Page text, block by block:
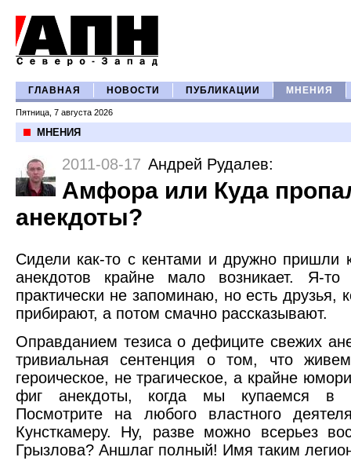
ГЛАВНАЯ НОВОСТИ ПУБЛИКАЦИИ МНЕНИЯ
Пятница, 7 августа 2026
МНЕНИЯ
2011-08-17 Андрей Рудалев:
Амфора или Куда
анекдоты?
Сидели как-то с кентами и дружно пришли
анекдотов крайне мало возникает. Я-
практически не запоминаю, но есть друзья,
прибирают, а потом смачно рассказывают.
Оправданием тезиса о дефиците свежих
тривиальная сентенция о том, что
героическое, не трагическое, а крайне
фиг анекдоты, когда мы купаемся в
Посмотрите на любого властного
Кунсткамеру. Ну, разве можно всерьез
Грызлова? Аншлаг полный! Имя таким